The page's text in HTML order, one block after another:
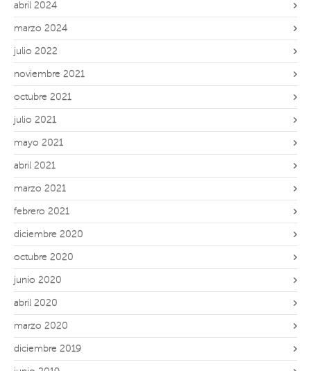
abril 2024
marzo 2024
julio 2022
noviembre 2021
octubre 2021
julio 2021
mayo 2021
abril 2021
marzo 2021
febrero 2021
diciembre 2020
octubre 2020
junio 2020
abril 2020
marzo 2020
diciembre 2019